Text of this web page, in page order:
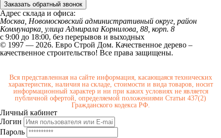
Заказать обратный звонок
Адрес склада и офиса:
Москва, Новомосковский административный округ, район
Коммунарка, улица Адмирала Корнилова, 88, корп. 8
с 9:00 до 18:00, без перерывов и выходных
© 1997 — 2026. Евро Строй Дом. Качественное дерево –
качественное строительство! Все права защищены.
Вся представленная на сайте информация, касающаяся технических
характеристик, наличия на складе, стоимости и вида товаров, носит
информационный характер и ни при каких условиях не является
публичной офертой, определяемой положениями Статьи 437(2)
Гражданского кодекса РФ.
Личный кабинет
Логин
Пароль